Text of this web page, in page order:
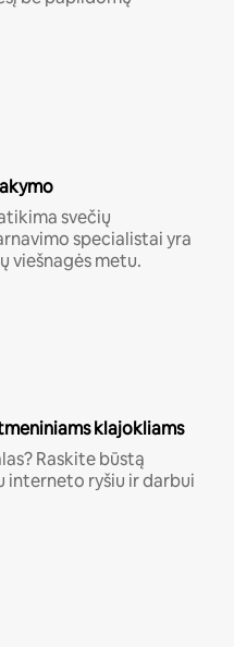
svečių
specialistai yra
viešnagės metu.
klajokliams
Raskite būstą
interneto ryšiu ir darbui